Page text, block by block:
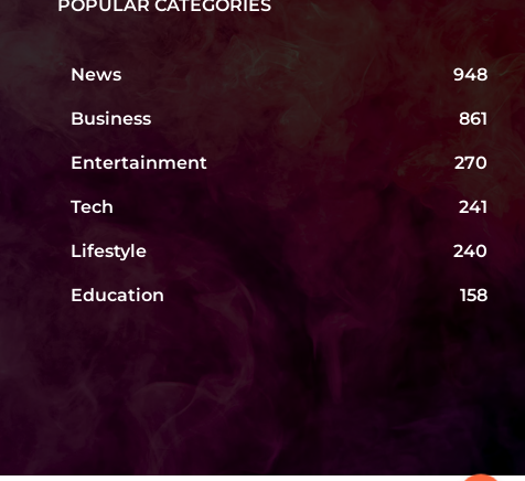
POPULAR CATEGORIES
News 948
Business 861
Entertainment 270
Tech 241
Lifestyle 240
Education 158